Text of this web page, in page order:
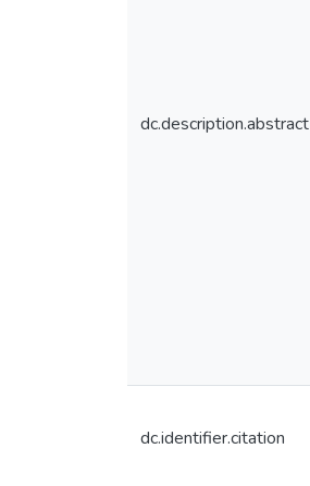
dc.description.abstract
dc.identifier.citation